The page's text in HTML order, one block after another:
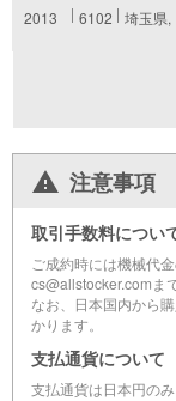
2013 6102 埼玉県,
注意事項
取引手数料につい
ご成約時には機械代
cs@allstocker.comま
なお、日本国内から
かります。
支払通貨について
支払通貨は日本円のみ